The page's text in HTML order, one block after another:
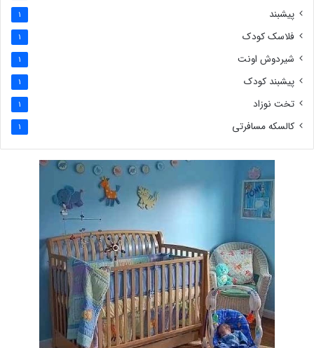
پیشبند 1
فلاسک کودک 1
شیردوش اونت 1
پیشبند کودک 1
تخت نوزاد 1
کالسکه مسافرتی 1